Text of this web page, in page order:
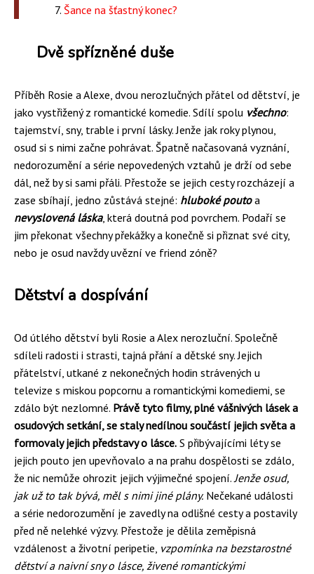
Šance na šťastný konec?
Dvě spřízněné duše
Příběh Rosie a Alexe, dvou nerozlučných přátel od dětství, je
jako vystřižený z romantické komedie. Sdílí spolu všechno:
tajemství, sny, trable i první lásky. Jenže jak roky plynou,
osud si s nimi začne pohrávat. Špatně načasovaná vyznání,
nedorozumění a série nepovedených vztahů je drží od sebe
dál, než by si sami přáli. Přestože se jejich cesty rozcházejí a
zase sbíhají, jedno zůstává stejné: hluboké poutoa
nevyslovená láska, která doutná pod povrchem. Podaří se
jim překonat všechny překážky a konečně si přiznat své city,
nebo je osud navždy uvězní ve friend zóně?
Dětství a dospívání
Od útlého dětství byli Rosie a Alex nerozluční. Společně
sdíleli radosti i strasti, tajná přání a dětské sny. Jejich
přátelství, utkané z nekonečných hodin strávených u
televize s miskou popcornu a romantickými komediemi, se
zdálo být nezlomné. Právě tyto filmy, plné vášnivých lásek a
osudových setkání, se staly nedílnou součástí jejich světa a
formovaly jejich představy o lásce. S přibývajícími léty se
jejich pouto jen upevňovalo a na prahu dospělosti se zdálo,
že nic nemůže ohrozit jejich výjimečné spojení.Jenže osud,
jak už to tak bývá, měl s nimi jiné plány. Nečekané události
a série nedorozumění je zavedly na odlišné cesty a postavily
před ně nelehké výzvy. Přestože je dělila zeměpisná
vzdálenost a životní peripetie, vzpomínka na bezstarostné
dětství a naivní sny o lásce, živené romantickými